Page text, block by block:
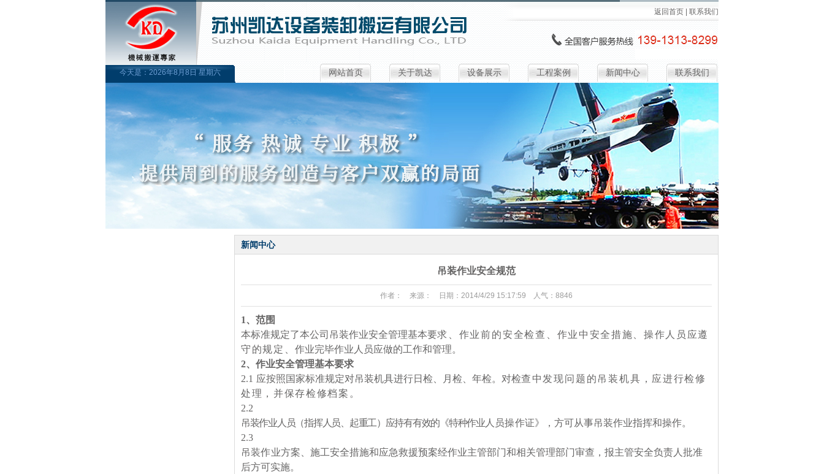
返回首页 联系我们
今天是：2026年8月8日 星期六 网站首页 关于凯达 设备展示 工程案例 新闻中心 联系我们
新闻中心
吊装作业安全规范
作者： 来源： 日期：2014/4/29 15:17:59 人气：8846
1、范围
本标准规定了本公司 吊装作业安全管理基本要求、作业前的安全检查、作业中安全措施、操作人员应遵
守的规定、作业完毕作业人员应做的工作和管理。
2、作业安全管理基本要求
2.1 应按照国家标准规定对吊装机具进行日检、月检、年检。对检查中发现问题的吊装机具， 应进行检修
处理，并保存检修档案。
2.2
吊装作业人员（指挥人员、起重工）应持有有效的《特种作业人员操作证》
，方可从事吊装作业指挥和操作。
2.3
吊装作业方案、施工安全措施和应急救援预案经作业主管部门和相关管理部门审查，报主管安全负责人批准
后方可实施。